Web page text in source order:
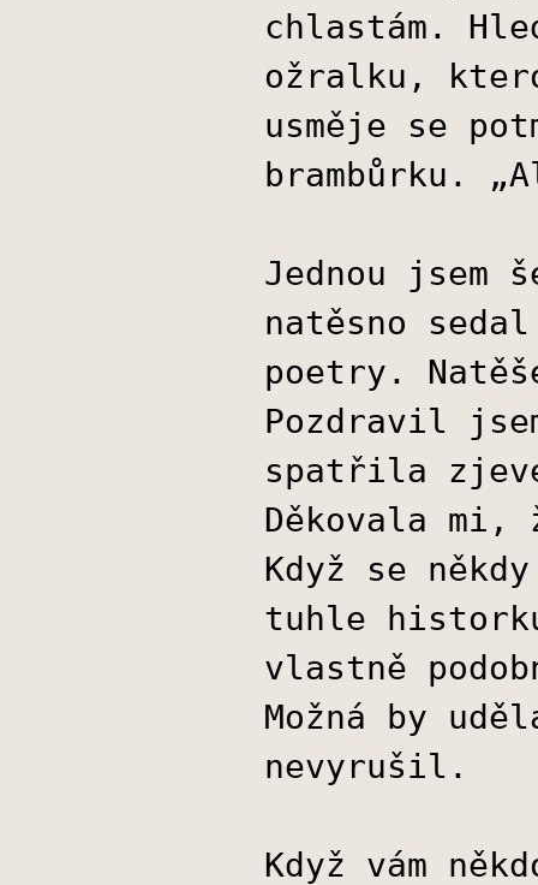
chlastám.
ožralku,
usměje se
brambůrku.
Jednou jsem
natěsno
poetry.
Pozdravil
spatřila
Děkovala
Když se
tuhle
vlastně
Možná by
nevyrušil.
Když vám